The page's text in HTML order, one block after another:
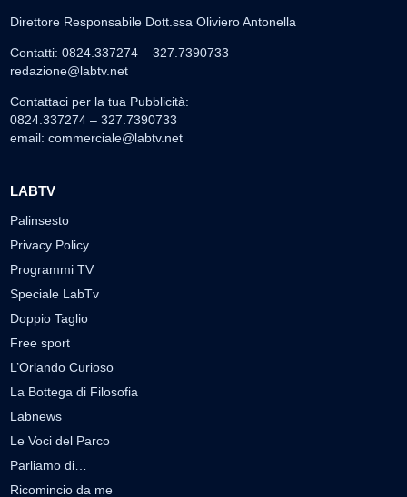
Direttore Responsabile Dott.ssa Oliviero Antonella
Contatti: 0824.337274 – 327.7390733
redazione@labtv.net
Contattaci per la tua Pubblicità:
0824.337274 – 327.7390733
email: commerciale@labtv.net
LABTV
Palinsesto
Privacy Policy
Programmi TV
Speciale LabTv
Doppio Taglio
Free sport
L’Orlando Curioso
La Bottega di Filosofia
Labnews
Le Voci del Parco
Parliamo di…
Ricomincio da me